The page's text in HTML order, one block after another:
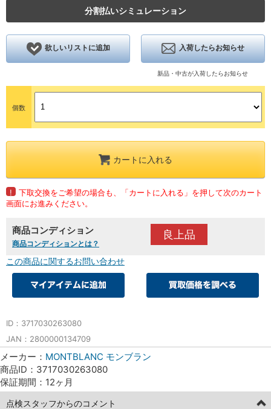
分割払いシミュレーション
欲しいリストに追加 入荷したらお知らせ
新品・中古が入荷したらお知らせ
個数
カートに入れる
!
下取交換をご希望の場合も、「カートに入れる」を押して次のカート
画面にお進みください。
商品コンディション
商品コンディションとは？
良上品
この商品に関するお問い合わせ
ID：3717030263080
JAN：2800000134709
メーカー： MONTBLANC モンブラン
商品ID：3717030263080
保証期間：12ヶ月
点検スタッフからのコメント